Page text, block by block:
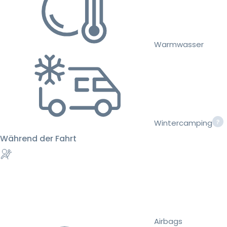
Warmwasser
Wintercamping
Während der Fahrt
Airbags